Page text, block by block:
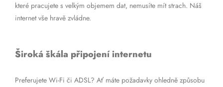
které pracujete s velkým objemem dat, nemusíte mít strach. Náš
internet vše hravě zvládne.
Široká škála připojení internetu
Preferujete Wi-Fi či ADSL? Ať máte požadavky ohledně způsobu